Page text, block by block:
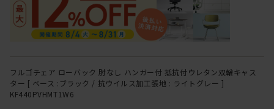
フルゴチェア ローバック 肘なし ハンガー付 抵抗付ウレタン双輪キャス
ター [ ベース :ブラック / 抗ウイルス加工張地 : ライトグレー ]
KF440PVHMT1W6